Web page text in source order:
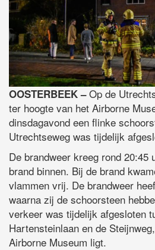
OOSTERBEEK –Op de
ter hoogte van het Airborne
dinsdagavond een flinke
Utrechtseweg was tijdelijk
De brandweer kreeg rond 20:45
brand binnen. Bij de brand
vlammen vrij. De brandweer
waarna zij de schoorsteen
verkeer was tijdelijk afgesloten
Hartensteinlaan en de
Airborne Museum ligt.